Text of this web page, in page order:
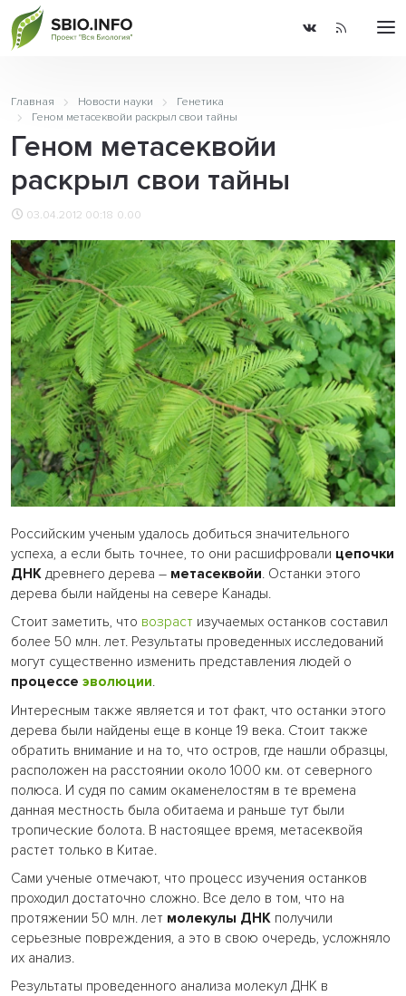
Главная Новости науки
Генетика
Геном метасеквойи раскрыл свои тайны
Геном метасеквойи
раскрыл свои тайны
03.04.2012 00:18 0.00
Российским ученым удалось добиться значительного
успеха, а если быть точнее, то они расшифровали цепочки
ДНК древнего дерева – метасеквойи. Останки этого
дерева были найдены на севере Канады.
Стоит заметить, что возраст изучаемых останков составил
более 50 млн. лет. Результаты проведенных исследований
могут существенно изменить представления людей о
процессе эволюции.
Интересным также является и тот факт, что останки этого
дерева были найдены еще в конце 19 века. Стоит также
обратить внимание и на то, что остров, где нашли образцы,
расположен на расстоянии около 1000 км. от северного
полюса. И судя по самим окаменелостям в те времена
данная местность была обитаема и раньше тут были
тропические болота. В настоящее время, метасеквойя
растет только в Китае.
Сами ученые отмечают, что процесс изучения останков
проходил достаточно сложно. Все дело в том, что на
протяжении 50 млн. лет молекулы ДНК получили
серьезные повреждения, а это в свою очередь, усложняло
их анализ.
Результаты проведенного анализа молекул ДНК в